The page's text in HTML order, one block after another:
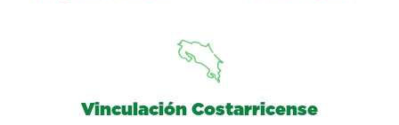
Vinculación Costarricense